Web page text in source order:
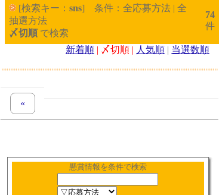
[検索キー： sns] 条件：全応募方法 | 全
抽選方法
〆切順 で検索
74
件
新着順 | 〆切順 | 人気順 | 当選数順
«
懸賞情報を条件で検索